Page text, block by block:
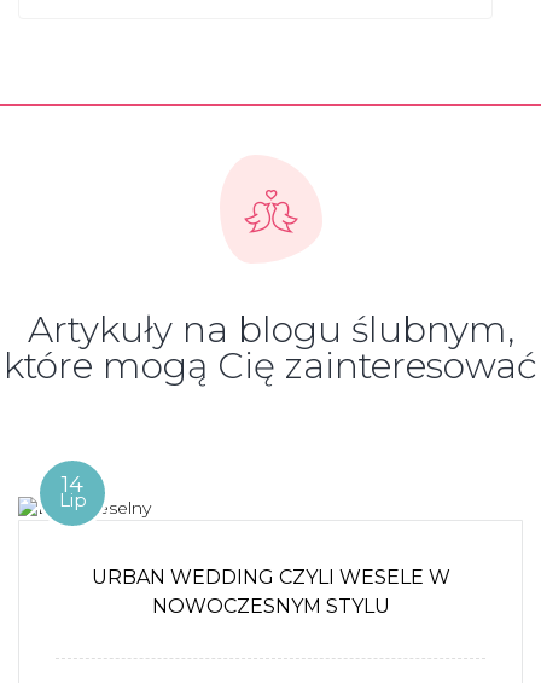
Artykuły na blogu ślubnym,
które mogą Cię zainteresować
14
Lip
URBAN WEDDING CZYLI WESELE W
NOWOCZESNYM STYLU